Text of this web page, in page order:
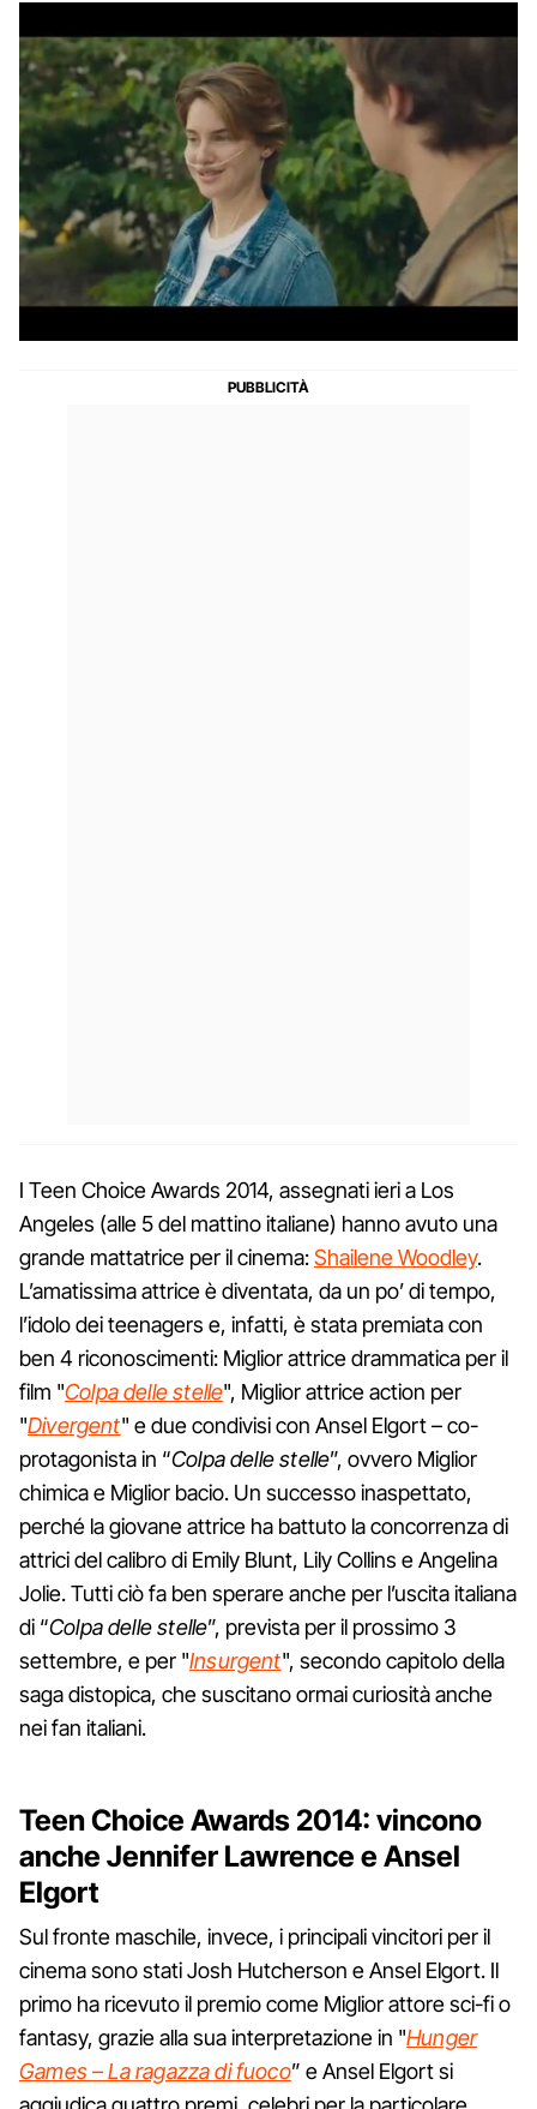
I Teen Choice Awards 2014, assegnati ieri a Los
Angeles (alle 5 del mattino italiane) hanno avuto una
grande mattatrice per il cinema:Shailene Woodley.
L’amatissima attrice è diventata, da un po’ di tempo,
l’idolo dei teenagers e, infatti, è stata premiata con
ben 4 riconoscimenti: Miglior attrice drammatica per il
film "Colpa delle stelle", Miglior attrice action per
"Divergent" e due condivisi con Ansel Elgort – co-
protagonista in “Colpa delle stelle”, ovvero Miglior
chimica e Miglior bacio. Un successo inaspettato,
perché la giovane attrice ha battuto la concorrenza di
attrici del calibro di Emily Blunt, Lily Collins e Angelina
Jolie. Tutti ciò fa ben sperare anche per l’uscita italiana
di “Colpa delle stelle”, prevista per il prossimo 3
settembre, e per "Insurgent", secondo capitolo della
saga distopica, che suscitano ormai curiosità anche
nei fan italiani.
Teen Choice Awards 2014: vincono
anche Jennifer Lawrence e Ansel
Elgort
Sul fronte maschile, invece, i principali vincitori per il
cinema sono stati Josh Hutcherson e Ansel Elgort. Il
primo ha ricevuto il premio come Miglior attore sci-fi o
fantasy, grazie alla sua interpretazione in "Hunger
Games – La ragazza di fuoco” e Ansel Elgort si